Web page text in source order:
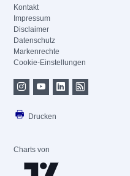
Kontakt
Impressum
Disclaimer
Datenschutz
Markenrechte
Cookie-Einstellungen
Drucken
Charts von